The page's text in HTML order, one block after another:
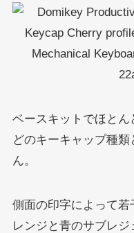
ベースキットでほと
どのキーキャップ種
ん。
側面の印字によって
レンジと青のサブレ